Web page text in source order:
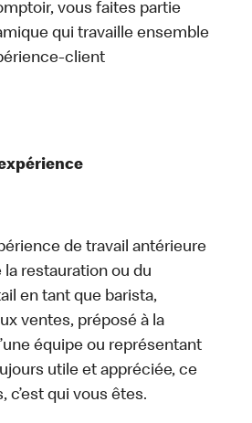
vous faites partie
qui travaille ensemble
client
de travail antérieure
la restauration ou du
en tant que barista,
ventes, préposé à la
équipe ou représentant
utile et appréciée, ce
c’est qui vous êtes.